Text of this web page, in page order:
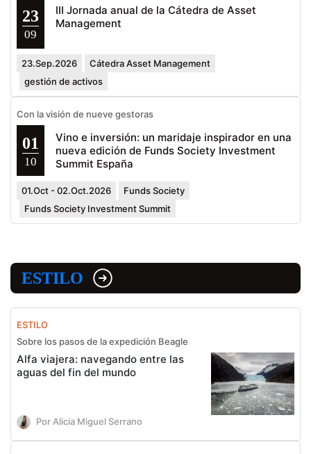
23
09
III Jornada anual de la Cátedra de Asset
Management
23.Sep.2026
Cátedra Asset Management
gestión de activos
Con la visión de nueve gestoras
01
10
Vino e inversión: un maridaje inspirador en una
nueva edición de Funds Society Investment
Summit España
01.Oct - 02.Oct.2026
Funds Society
Funds Society Investment Summit
ESTILO
ESTILO
Sobre los pasos de la expedición Beagle
Alfa viajera: navegando entre las
aguas del fin del mundo
Por Alicia Miguel Serrano